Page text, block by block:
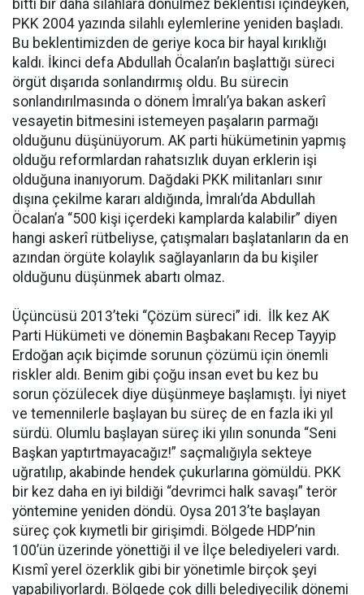
bitti bir daha silahlara dönülmez beklentisi içindeyken,
PKK 2004 yazında silahlı eylemlerine yeniden başladı.
Bu beklentimizden de geriye koca bir hayal kırıklığı
kaldı. İkinci defa Abdullah Öcalan’ın başlattığı süreci
örgüt dışarıda sonlandırmış oldu. Bu sürecin
sonlandırılmasında o dönem İmralı’ya bakan askerî
vesayetin bitmesini istemeyen paşaların parmağı
olduğunu düşünüyorum. AK parti hükümetinin yapmış
olduğu reformlardan rahatsızlık duyan erklerin işi
olduğuna inanıyorum. Dağdaki PKK militanları sınır
dışına çekilme kararı aldığında, İmralı’da Abdullah
Öcalan’a “500 kişi içerdeki kamplarda kalabilir” diyen
hangi askerî rütbeliyse, çatışmaları başlatanların da en
azından örgüte kolaylık sağlayanların da bu kişiler
olduğunu düşünmek abartı olmaz.
Üçüncüsü 2013’teki “Çözüm süreci” idi. İlk kez AK
Parti Hükümeti ve dönemin Başbakanı Recep Tayyip
Erdoğan açık biçimde sorunun çözümü için önemli
riskler aldı. Benim gibi çoğu insan evet bu kez bu
sorun çözülecek diye düşünmeye başlamıştı. İyi niyet
ve temennilerle başlayan bu süreç de en fazla iki yıl
sürdü. Olumlu başlayan süreç iki yılın sonunda “Seni
Başkan yaptırtmayacağız!” saçmalığıyla sekteye
uğratılıp, akabinde hendek çukurlarına gömüldü. PKK
bir kez daha en iyi bildiği “devrimci halk savaşı” terör
yöntemine yeniden döndü. Oysa 2013’te başlayan
süreç çok kıymetli bir girişimdi. Bölgede HDP’nin
100’ün üzerinde yönettiği il ve İlçe belediyeleri vardı.
Kısmî yerel özerklik gibi bir yönetimle birçok şeyi
yapabiliyorlardı. Bölgede çok dilli belediyecilik dönemi